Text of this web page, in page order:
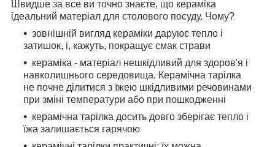
Швидше за все ви точно знаєте, що кераміка
ідеальний матеріал для столового посуду. Чому?
зовнішній вигляд кераміки даруює тепло і
затишок, і, кажуть, покращує смак страви
кераміка - матеріал нешкідливий для здоров'я і
навколишнього середовища. Керамічна тарілка
не почне ділитися з їжею шкідливими речовинами
при зміні температури або при пошкодженні
керамічна тарілка досить довго зберігає тепло і
їжа залишається гарячою